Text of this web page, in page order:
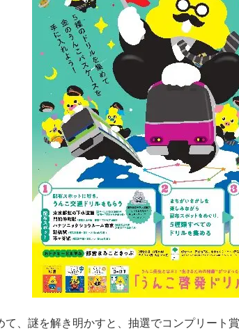
て、謎を解き明かすと、抽選でコンプリート